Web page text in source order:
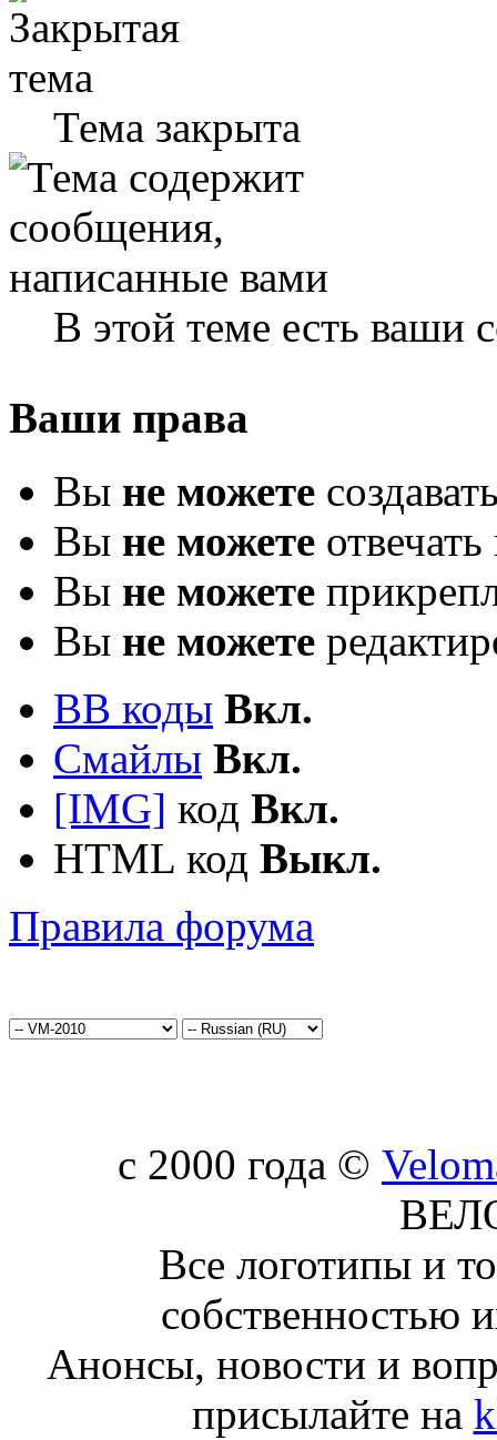
Тема закрыта
В этой теме есть ваши
Ваши права
Вы не можете
Вы не можете
Вы не можете
Вы не можете
BB коды Вкл.
Смайлы Вкл.
[IMG] код Вкл.
HTML код Выкл.
Правила форума
c 2000 года ©
Все логотипы и
собственностью
Анонсы, новости и
присылайте на